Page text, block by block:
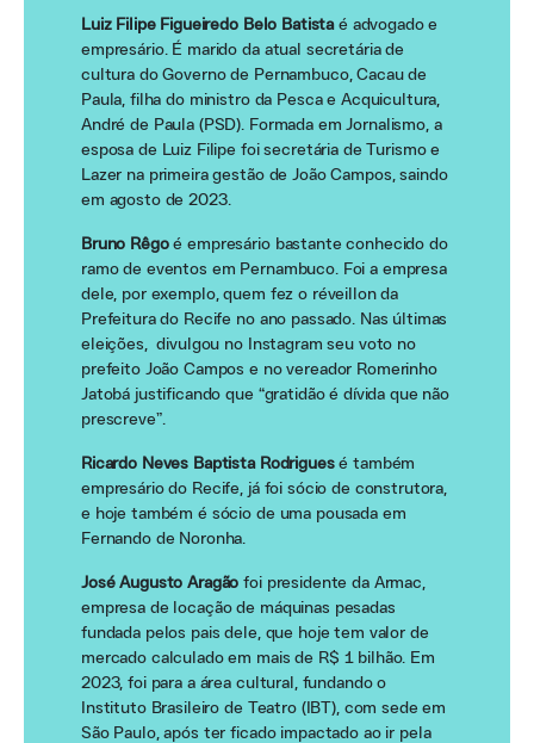
Luiz Filipe Figueiredo Belo Batistaé advogado e
empresário. É marido da atual secretária de
cultura do Governo de Pernambuco, Cacau de
Paula, filha do ministro da Pesca e Acquicultura,
André de Paula (PSD). Formada em Jornalismo, a
esposa de Luiz Filipe foi secretária de Turismo e
Lazer na primeira gestão de João Campos, saindo
em agosto de 2023.
Bruno Rêgoé empresário bastante conhecido do
ramo de eventos em Pernambuco. Foi a empresa
dele, por exemplo, quem fez o réveillon da
Prefeitura do Recife no ano passado. Nas últimas
eleições, divulgou no Instagram seu voto no
prefeito João Campos e no vereador Romerinho
Jatobá justificando que “gratidão é dívida que não
prescreve”.
Ricardo Neves Baptista Rodriguesé também
empresário do Recife, já foi sócio de construtora,
e hoje também é sócio de uma pousada em
Fernando de Noronha.
José Augusto Aragão foi presidente da Armac,
empresa de locação de máquinas pesadas
fundada pelos pais dele, que hoje tem valor de
mercado calculado em mais de R$ 1 bilhão. Em
2023, foi para a área cultural, fundando o
Instituto Brasileiro de Teatro (IBT), com sede em
São Paulo, após ter ficado impactado ao ir pela